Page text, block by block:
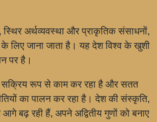
अर्थव्यवस्था और प्राकृतिक संसाधनों,
लिए जाना जाता है। यह देश विश्व के खुशी
पर है।
सक्रिय रूप से काम कर रहा है और सतत
का पालन कर रहा है। देश की संस्कृति,
बढ़ रही हैं, अपने अद्वितीय गुणों को बनाए